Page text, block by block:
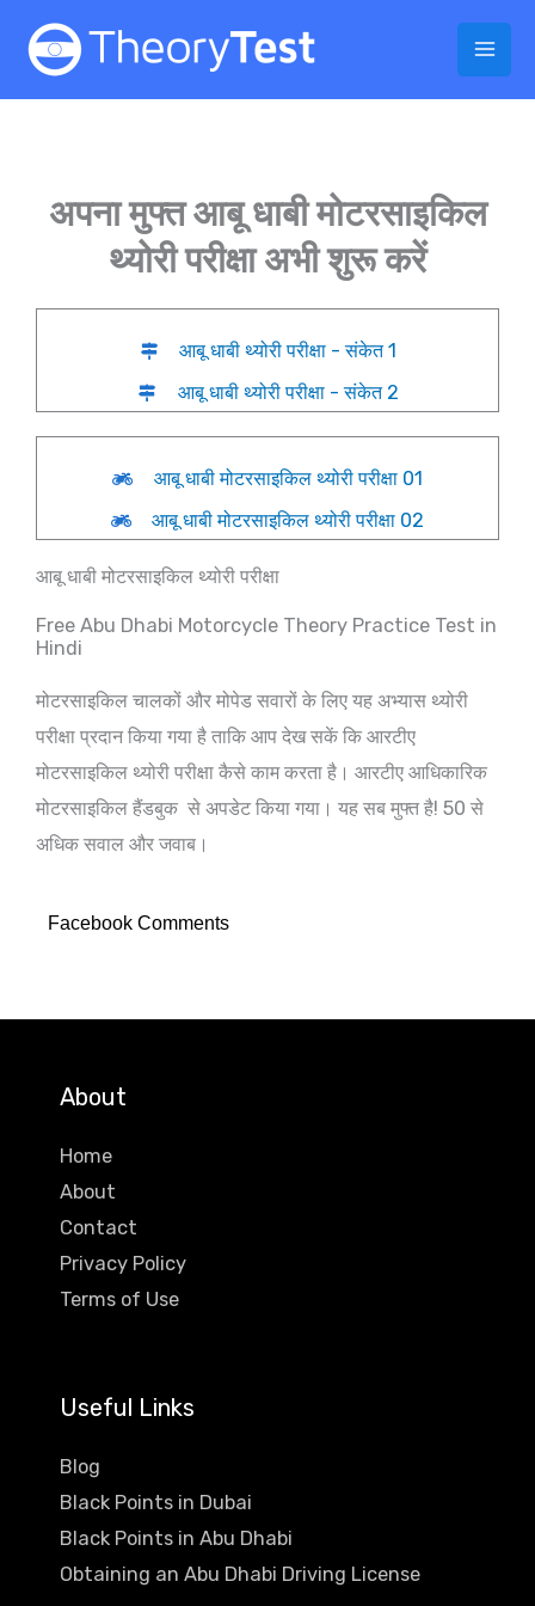
अपना मुफ्त आबू धाबी मोटरसाइकिल
थ्योरी परीक्षा अभी शुरू करें
आबू धाबी थ्योरी परीक्षा - संकेत 1
आबू धाबी थ्योरी परीक्षा - संकेत 2
आबू धाबी मोटरसाइकिल थ्योरी परीक्षा 01
आबू धाबी मोटरसाइकिल थ्योरी परीक्षा 02
आबू धाबी मोटरसाइकिल थ्योरी परीक्षा
Free Abu Dhabi Motorcycle Theory Practice Test in
Hindi
मोटरसाइकिल चालकों और मोपेड सवारों के लिए यह अभ्यास थ्योरी
परीक्षा प्रदान किया गया है ताकि आप देख सकें कि आरटीए
मोटरसाइकिल थ्योरी परीक्षा कैसे काम करता है। आरटीए आधिकारिक
मोटरसाइकिल हैंडबुक से अपडेट किया गया। यह सब मुफ्त है! 50 से
अधिक सवाल और जवाब।
Facebook Comments
About
Home
About
Contact
Privacy Policy
Terms of Use
Useful Links
Blog
Black Points in Dubai
Black Points in Abu Dhabi
Obtaining an Abu Dhabi Driving License